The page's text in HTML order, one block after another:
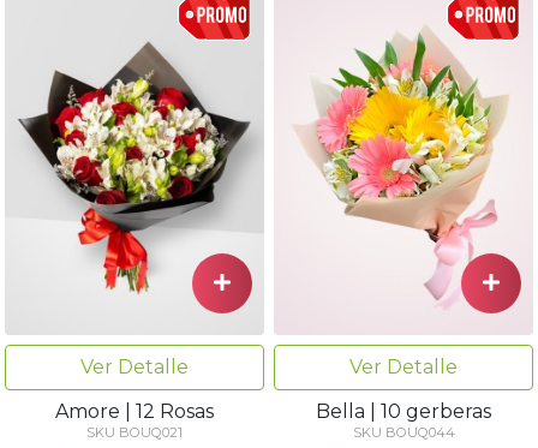
Ver Detalle
Amore | 12 Rosas
SKU BOUQ021
Ver Detalle
Bella | 10 gerberas
SKU BOUQ044